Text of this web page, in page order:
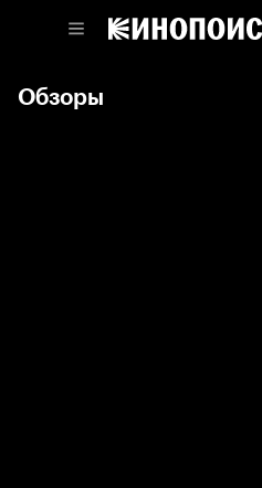
Обзоры